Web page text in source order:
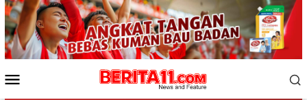
Loncat
ke
konten